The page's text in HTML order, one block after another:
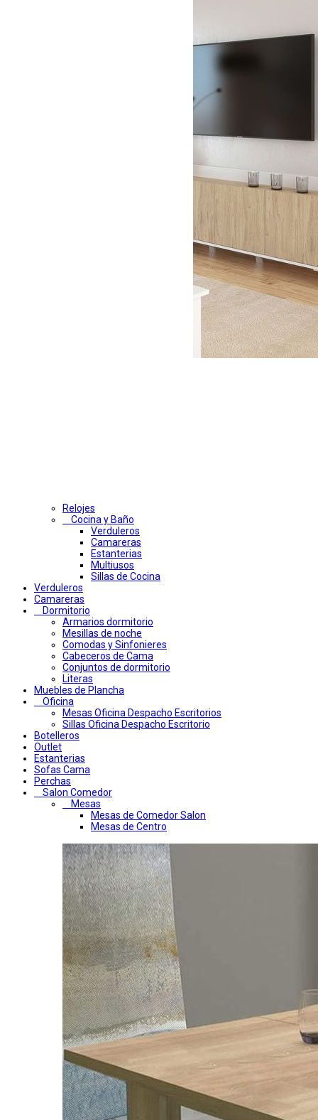
Relojes
Cocina y Baño
Verduleros
Camareras
Estanterias
Multiusos
Sillas de Cocina
Verduleros
Camareras
Dormitorio
Armarios dormitorio
Mesillas de noche
Comodas y Sinfonieres
Cabeceros de Cama
Conjuntos de dormitorio
Literas
Muebles de Plancha
Oficina
Mesas Oficina Despacho Escritorios
Sillas Oficina Despacho Escritorio
Botelleros
Outlet
Estanterias
Sofas Cama
Perchas
Salon Comedor
Mesas
Mesas de Comedor Salon
Mesas de Centro